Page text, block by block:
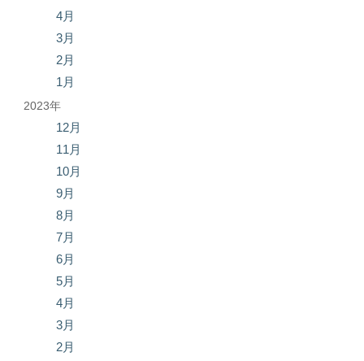
4月
3月
2月
1月
2023年
12月
11月
10月
9月
8月
7月
6月
5月
4月
3月
2月